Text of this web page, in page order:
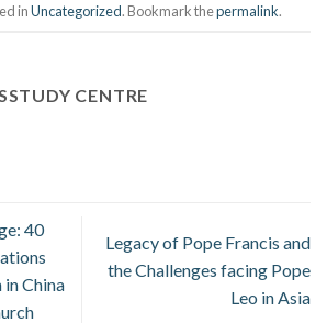
inUncategorized. Bookmark thepermalink.
CENTRE
40
China
Legacy of Pope Francis and
the Challenges facing Pope
Leo in Asia